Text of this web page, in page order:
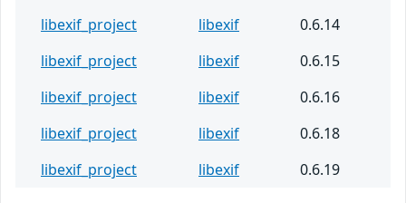
libexif_project
libexif
0.6.14
libexif_project
libexif
0.6.15
libexif_project
libexif
0.6.16
libexif_project
libexif
0.6.18
libexif_project
libexif 0.6.19